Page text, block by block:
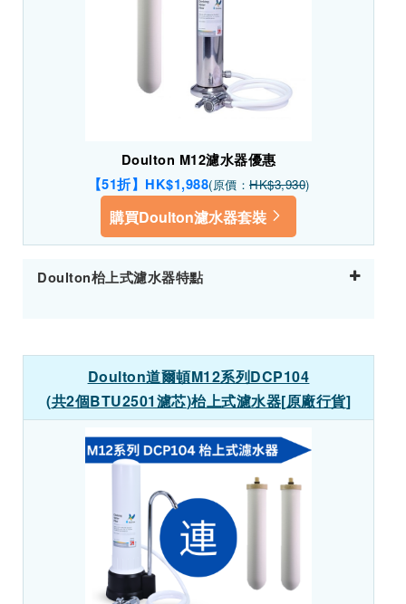
Doulton M12濾水器優惠
【51折】HK$1,988(原價： HK$3,930)
購買Doulton濾水器套裝
Doulton枱上式濾水器特點
Doulton道爾頓M12系列DCP104
(共2個BTU2501濾芯)枱上式濾水器[原廠行貨]